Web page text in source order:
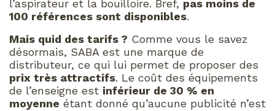
l’aspirateur et la bouilloire. Bref, pas moins de
100 références sont disponibles.
Mais quid des tarifs ? Comme vous le savez
désormais, SABA est une marque de
distributeur, ce qui lui permet de proposer des
prix très attractifs. Le coût des équipements
de l’enseigne est inférieur de 30 % en
moyenne étant donné qu’aucune publicité n’est